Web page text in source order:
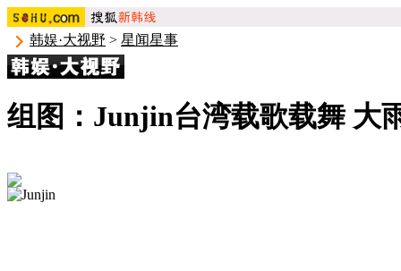
韩娱·大视野 > 星闻星事
组图：Junjin台湾载歌载舞 大